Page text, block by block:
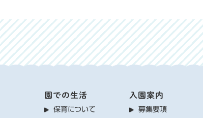
園での生活
保育について
入園案内
募集要項